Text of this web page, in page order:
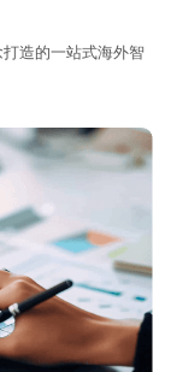
造的一站式海外智